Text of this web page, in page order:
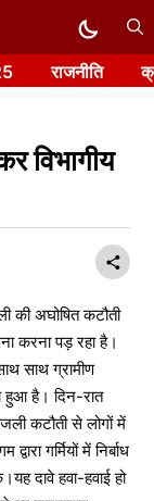
राजनीति
विभागीय
की अघोषित कटौती
करना पड़ रहा है।
साथ ग्रामीण
हुआ है। दिन-रात
कटौती से लोगों में
गर्मियों में निर्बाध
दावे हवा-हवाई हो